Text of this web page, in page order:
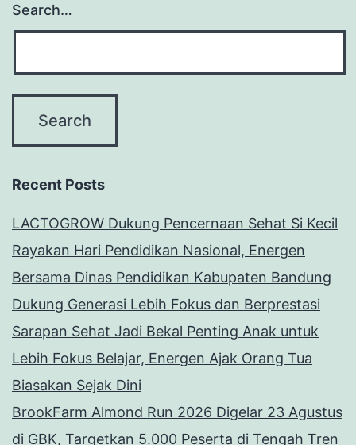
Search…
Recent Posts
LACTOGROW Dukung Pencernaan Sehat Si Kecil
Rayakan Hari Pendidikan Nasional, Energen
Bersama Dinas Pendidikan Kabupaten Bandung
Dukung Generasi Lebih Fokus dan Berprestasi
Sarapan Sehat Jadi Bekal Penting Anak untuk
Lebih Fokus Belajar, Energen Ajak Orang Tua
Biasakan Sejak Dini
BrookFarm Almond Run 2026 Digelar 23 Agustus
di GBK, Targetkan 5.000 Peserta di Tengah Tren